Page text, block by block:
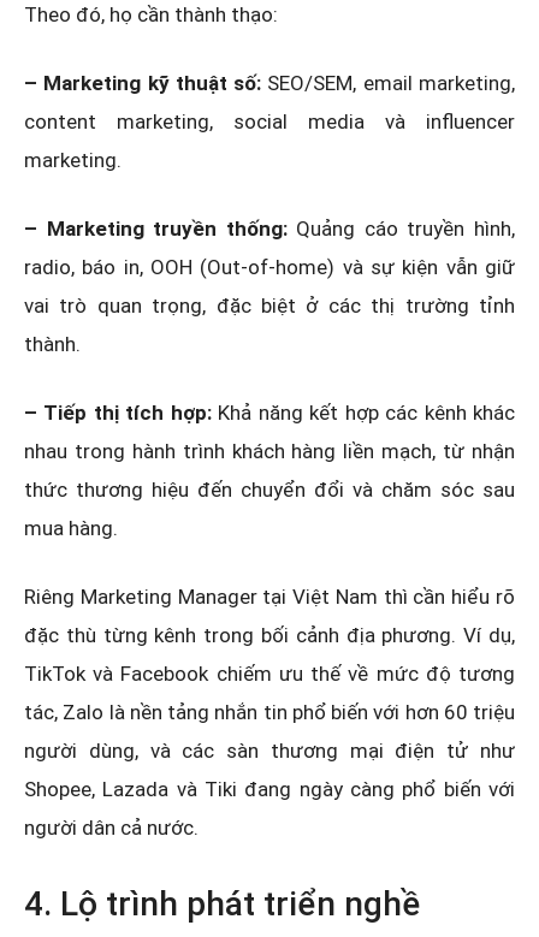
Theo đó, họ cần thành thạo:
– Marketing kỹ thuật số: SEO/SEM, email marketing,
content marketing, social media và influencer
marketing.
– Marketing truyền thống: Quảng cáo truyền hình,
radio, báo in, OOH (Out-of-home) và sự kiện vẫn giữ
vai trò quan trọng, đặc biệt ở các thị trường tỉnh
thành.
– Tiếp thị tích hợp:Khả năng kết hợp các kênh khác
nhau trong hành trình khách hàng liền mạch, từ nhận
thức thương hiệu đến chuyển đổi và chăm sóc sau
mua hàng.
Riêng Marketing Manager tại Việt Nam thì cần hiểu rõ
đặc thù từng kênh trong bối cảnh địa phương. Ví dụ,
TikTok và Facebook chiếm ưu thế về mức độ tương
tác, Zalo là nền tảng nhắn tin phổ biến với hơn 60 triệu
người dùng, và các sàn thương mại điện tử như
Shopee, Lazada và Tiki đang ngày càng phổ biến với
người dân cả nước.
4. Lộ trình phát triển nghề